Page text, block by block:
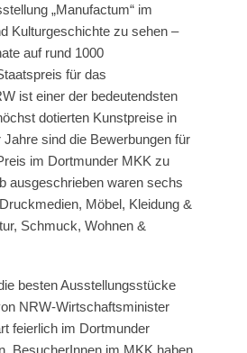
„Manufactum“ im
Kulturgeschichte zu sehen –
auf rund 1000
für das
ist einer der bedeutendsten
dotierten Kunstpreise in
sind die Bewerbungen für
im Dortmunder MKK zu
ausgeschrieben waren sechs
Möbel, Kleidung &
Schmuck, Wohnen &
besten Ausstellungsstücke
NRW-Wirtschaftsminister
feierlich im Dortmunder